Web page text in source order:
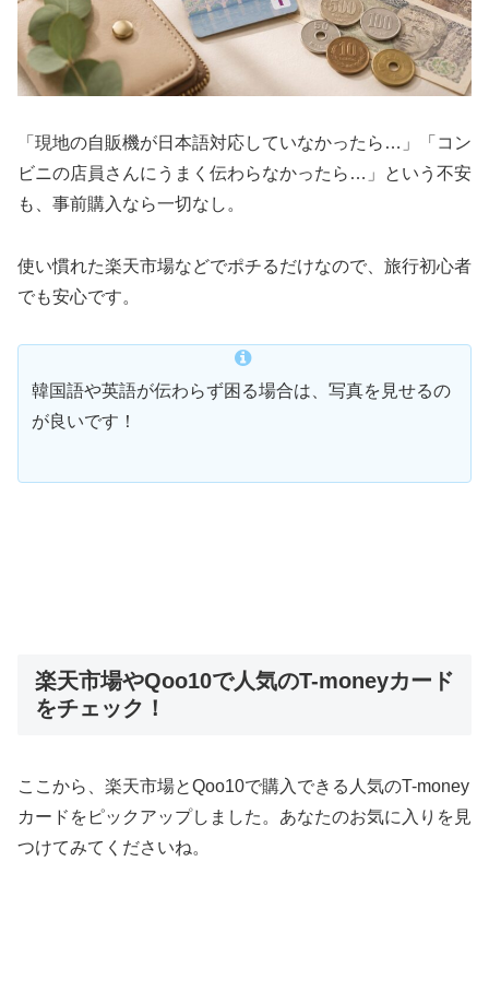
「現地の自販機が日本語対応していなかったら…」「コン
ビニの店員さんにうまく伝わらなかったら…」という不安
も、事前購入なら一切なし。
使い慣れた楽天市場などでポチるだけなので、旅行初心者
でも安心です。
韓国語や英語が伝わらず困る場合は、写真を見せるの
が良いです！
楽天市場やQoo10で人気のT-moneyカード
をチェック！
ここから、楽天市場とQoo10で購入できる人気のT-money
カードをピックアップしました。あなたのお気に入りを見
つけてみてくださいね。